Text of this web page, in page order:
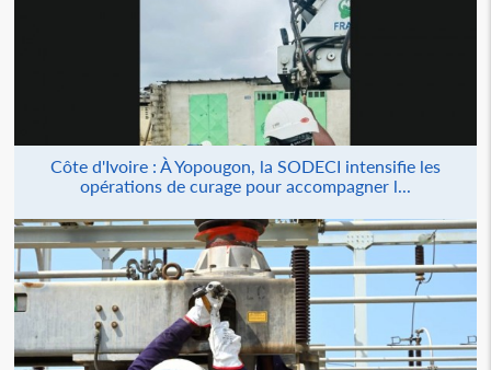
Côte d'Ivoire : À Yopougon, la SODECI intensifie les
opérations de curage pour accompagner l...